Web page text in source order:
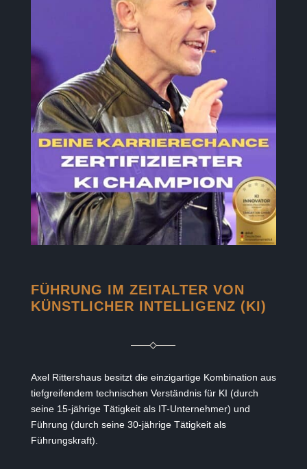
FÜHRUNG IM ZEITALTER VON
KÜNSTLICHER INTELLIGENZ (KI)
Axel Rittershaus besitzt die einzigartige Kombination aus
tiefgreifendem technischen Verständnis für KI (durch
seine 15-jährige Tätigkeit als IT-Unternehmer) und
Führung (durch seine 30-jährige Tätigkeit als
Führungskraft).